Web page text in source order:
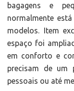
bagagens e
normalmente
modelos. Item
espaço foi
em conforto e
precisam de um
pessoais ou até